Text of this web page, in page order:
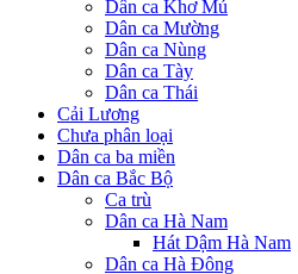
Dân ca Khơ Mú
Dân ca Mường
Dân ca Nùng
Dân ca Tày
Dân ca Thái
Cải Lương
Chưa phân loại
Dân ca ba miền
Dân ca Bắc Bộ
Ca trù
Dân ca Hà Nam
Hát Dậm Hà Nam
Dân ca Hà Đông